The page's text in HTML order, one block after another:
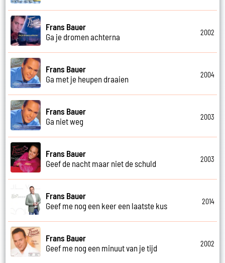
Frans Bauer
Ga je dromen achterna
2002
Frans Bauer
Ga met je heupen draaien
2004
Frans Bauer
Ga niet weg
2003
Frans Bauer
Geef de nacht maar niet de schuld
2003
Frans Bauer
Geef me nog een keer een laatste kus
2014
Frans Bauer
Geef me nog een minuut van je tijd
2002